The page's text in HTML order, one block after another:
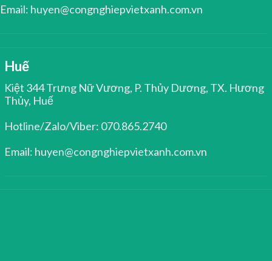
Email: huyen@congnghiepvietxanh.com.vn
Huế
Kiệt 344 Trưng Nữ Vương, P. Thủy Dương, TX. Hương
Thủy, Huế
Hotline/Zalo/Viber: 070.865.2740
Email: huyen@congnghiepvietxanh.com.vn